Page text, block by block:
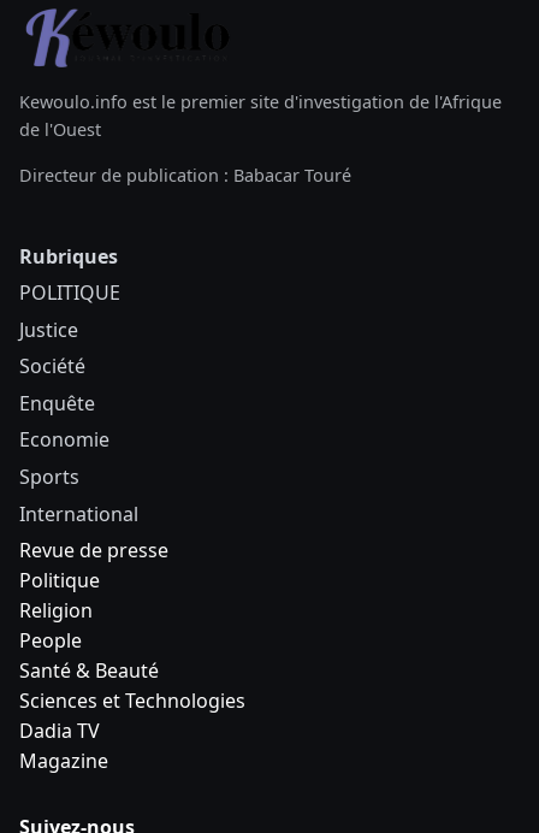
Kewoulo.info est le premier site d'investigation de l'Afrique
de l'Ouest
Directeur de publication : Babacar Touré
Rubriques
POLITIQUE
Justice
Société
Enquête
Economie
Sports
International
Revue de presse
Politique
Religion
People
Santé & Beauté
Sciences et Technologies
Dadia TV
Magazine
Suivez-nous